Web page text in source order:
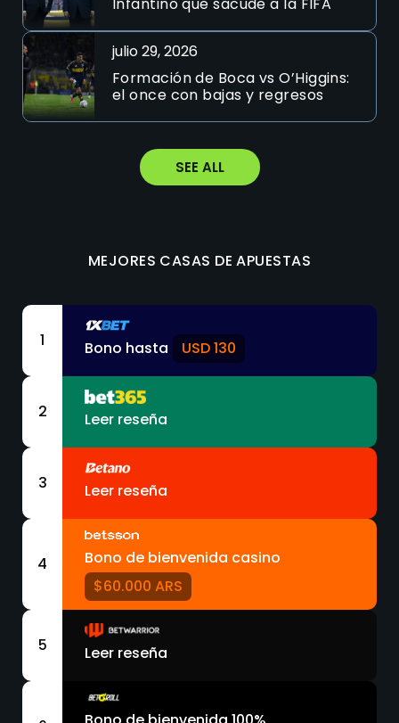
Infantino que sacude a la FIFA
julio 29, 2026
Formación de Boca vs O’Higgins:
el once con bajas y regresos
SEE ALL
MEJORES CASAS DE APUESTAS
1 Bono hasta USD 130
2 Leer reseña
3 Leer reseña
4
Bono de bienvenida casino
$60.000 ARS
5 Leer reseña